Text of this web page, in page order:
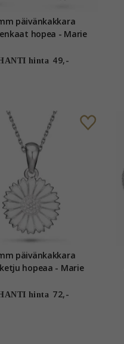
päivänkakkara
korvarenkaat hopea - Marie
hinta 49,-
päivänkakkara
hopeaa - Marie
hinta 72,-